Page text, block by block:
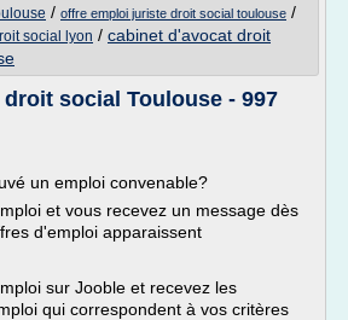
/ offre emploi juriste droit social toulouse /
social lyon / cabinet d'avocat droit
social Toulouse - 997
un emploi convenable?
et vous recevez un message dès
d'emploi apparaissent
sur Jooble et recevez les
qui correspondent à vos critères